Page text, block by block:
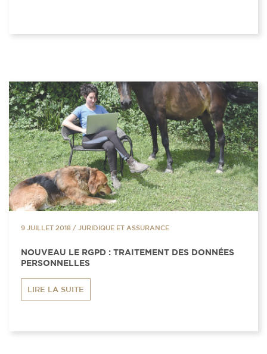
9 JUILLET 2018 / JURIDIQUE ET ASSURANCE
NOUVEAU LE RGPD : TRAITEMENT DES DONNÉES
PERSONNELLES
LIRE LA SUITE